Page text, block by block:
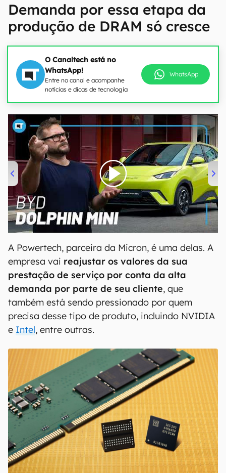
Demanda por essa etapa da
produção de DRAM só cresce
O Canaltech está no
WhatsApp!
Entre no canal e acompanhe
notícias e dicas de tecnologia
WhatsApp
00:00/04:07
A Powertech, parceira da Micron, é uma delas. A
empresa vai reajustar os valores da sua
prestação de serviço por conta da alta
demanda por parte de seu cliente, que
também está sendo pressionado por quem
precisa desse tipo de produto, incluindo NVIDIA
e Intel, entre outras.